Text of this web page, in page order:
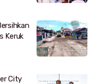
Keruk
City